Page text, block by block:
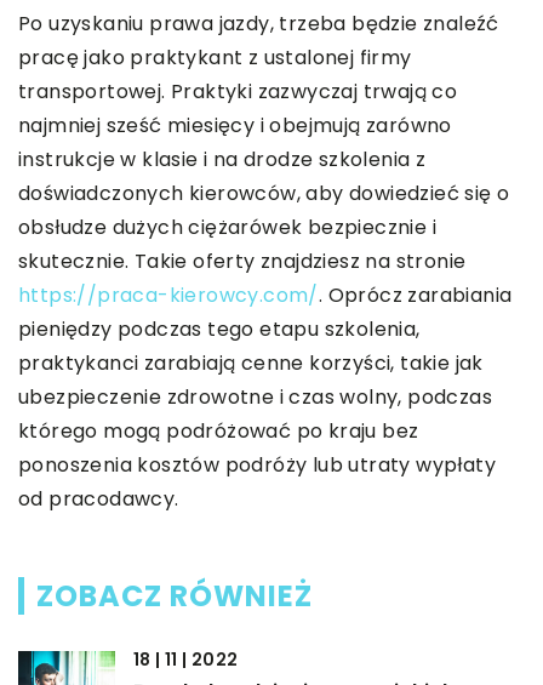
Po uzyskaniu prawa jazdy, trzeba będzie znaleźć
pracę jako praktykant z ustalonej firmy
transportowej. Praktyki zazwyczaj trwają co
najmniej sześć miesięcy i obejmują zarówno
instrukcje w klasie i na drodze szkolenia z
doświadczonych kierowców, aby dowiedzieć się o
obsłudze dużych ciężarówek bezpiecznie i
skutecznie. Takie oferty znajdziesz na stronie
https://praca-kierowcy.com/. Oprócz zarabiania
pieniędzy podczas tego etapu szkolenia,
praktykanci zarabiają cenne korzyści, takie jak
ubezpieczenie zdrowotne i czas wolny, podczas
którego mogą podróżować po kraju bez
ponoszenia kosztów podróży lub utraty wypłaty
od pracodawcy.
ZOBACZ RÓWNIEŻ
18 | 11 | 2022